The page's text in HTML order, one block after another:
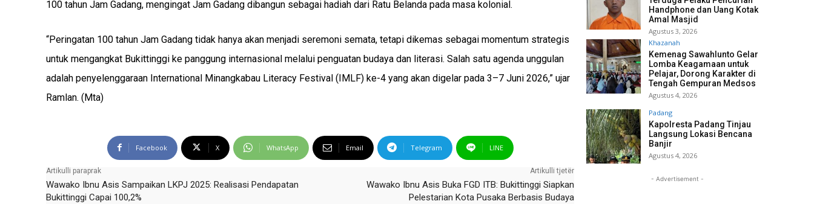
100 tahun Jam Gadang, mengingat Jam Gadang dibangun sebagai hadiah dari Ratu Belanda pada masa kolonial.
“Peringatan 100 tahun Jam Gadang tidak hanya akan menjadi seremoni semata, tetapi dikemas sebagai momentum strategis
untuk mengangkat Bukittinggi ke panggung internasional melalui penguatan budaya dan literasi. Salah satu agenda unggulan
adalah penyelenggaraan International Minangkabau Literacy Festival (IMLF) ke-4 yang akan digelar pada 3–7 Juni 2026,” ujar
Ramlan. (Mta)
Facebook X WhatsApp Email Telegram LINE
Artikulli paraprak
Wawako Ibnu Asis Sampaikan LKPJ 2025: Realisasi Pendapatan
Bukittinggi Capai 100,2%
Artikulli tjetër
Wawako Ibnu Asis Buka FGD ITB: Bukittinggi Siapkan
Pelestarian Kota Pusaka Berbasis Budaya
Handphone dan Uang Kotak
Amal Masjid
Agustus 3, 2026
Khazanah
Kemenag Sawahlunto Gelar
Lomba Keagamaan untuk
Pelajar, Dorong Karakter di
Tengah Gempuran Medsos
Agustus 4, 2026
Padang
Kapolresta Padang Tinjau
Langsung Lokasi Bencana
Banjir
Agustus 4, 2026
- Advertisement -